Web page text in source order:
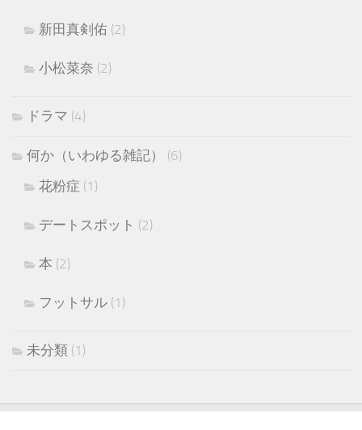
新田真剣佑 (2)
小松菜奈 (2)
ドラマ (4)
何か（いわゆる雑記）
(6)
花粉症 (1)
デートスポット (2)
本 (2)
フットサル (1)
未分類 (1)